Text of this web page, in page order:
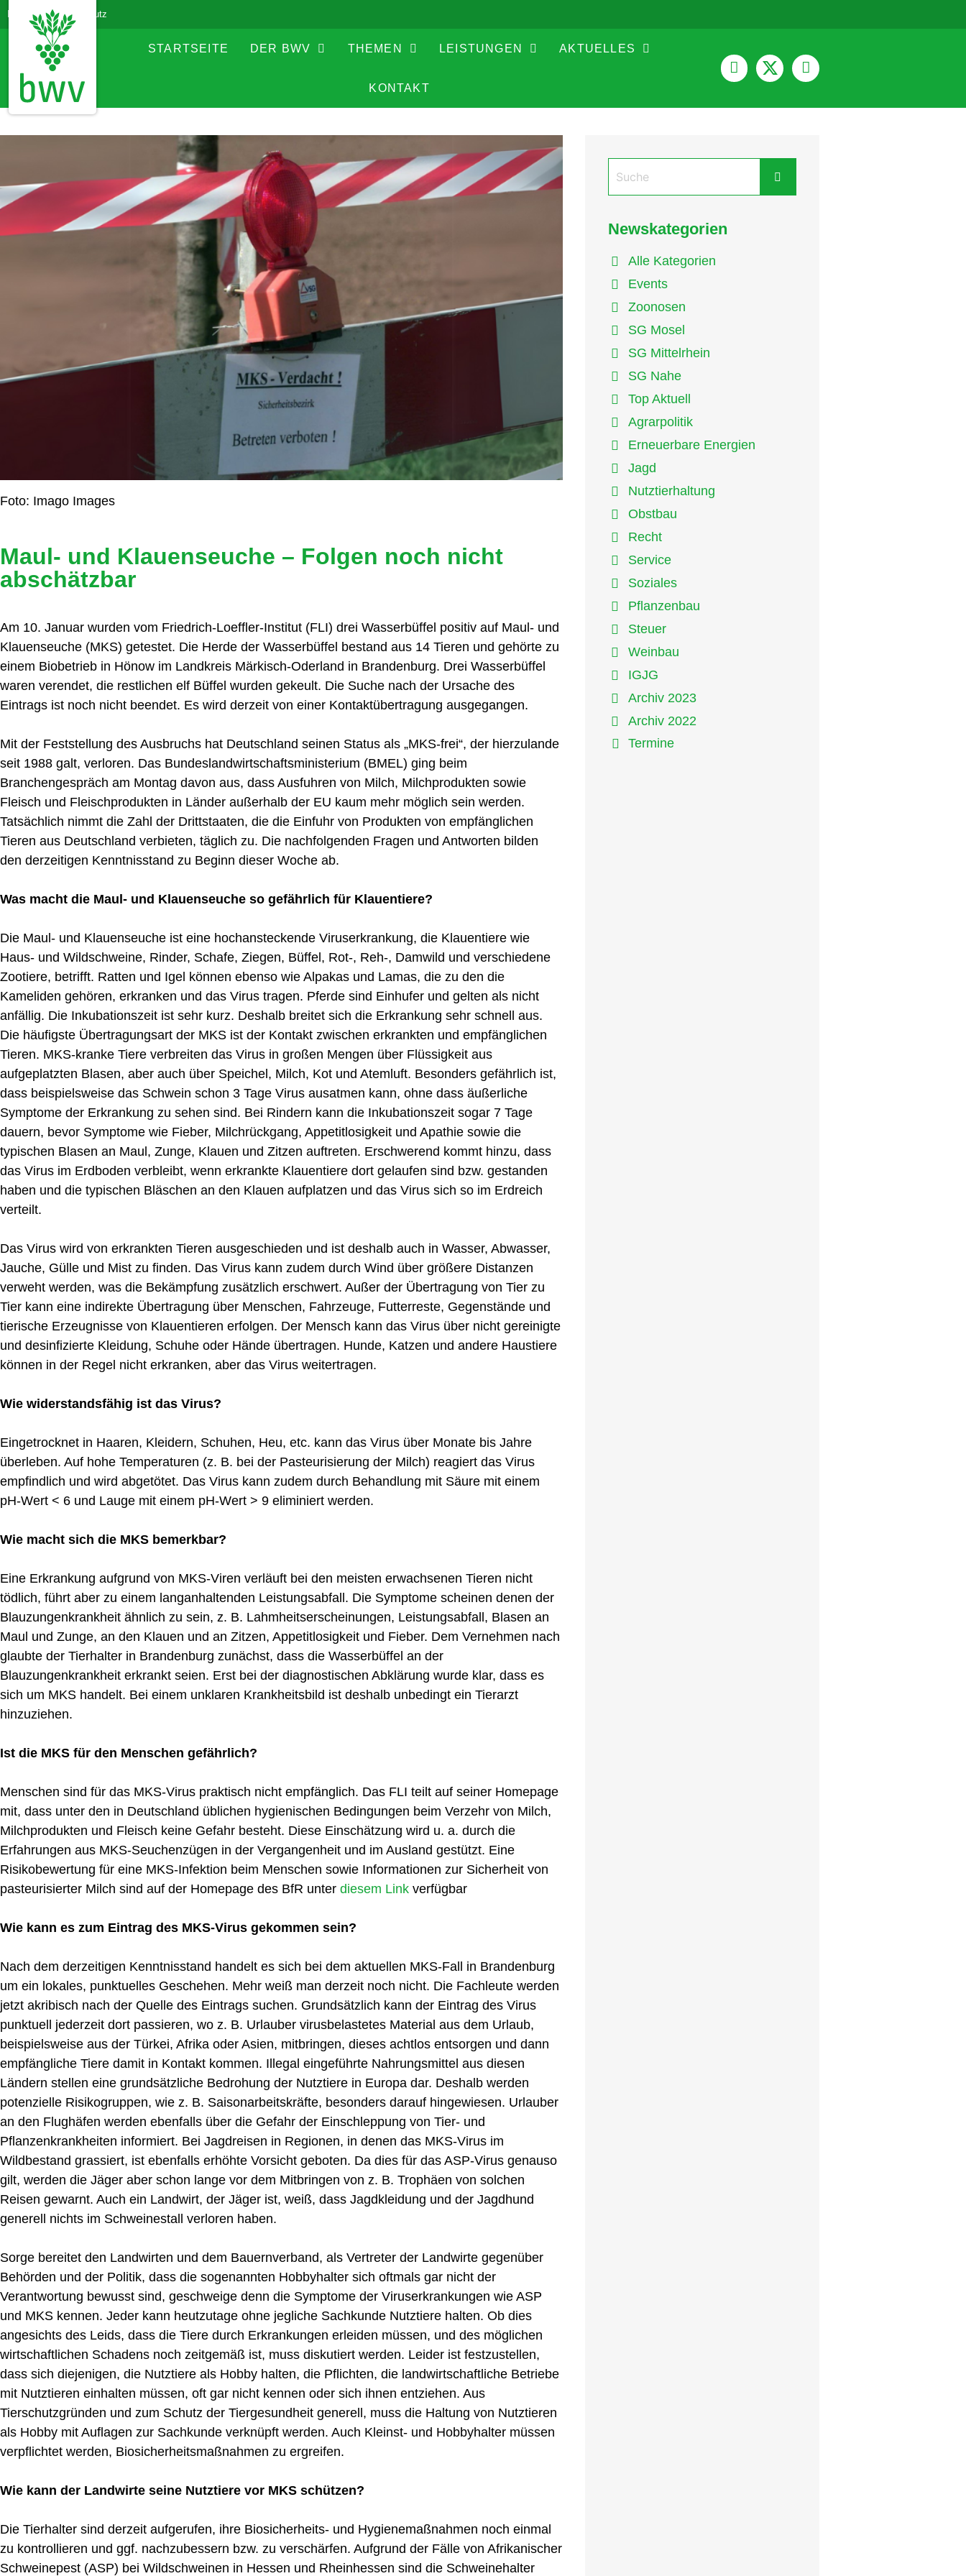
ImpressumDatenschutz
STARTSEITE DER BWV THEMEN LEISTUNGEN AKTUELLES
KONTAKT
Foto: Imago Images
Maul- und Klauenseuche – Folgen noch nicht
abschätzbar
Am 10. Januar wurden vom Friedrich-Loeffler-Institut (FLI) drei Wasserbüffel positiv auf Maul- und
Klauenseuche (MKS) getestet. Die Herde der Wasserbüffel bestand aus 14 Tieren und gehörte zu
einem Biobetrieb in Hönow im Landkreis Märkisch-Oderland in Brandenburg. Drei Wasserbüffel
waren verendet, die restlichen elf Büffel wurden gekeult. Die Suche nach der Ursache des
Eintrags ist noch nicht beendet. Es wird derzeit von einer Kontaktübertragung ausgegangen.
Mit der Feststellung des Ausbruchs hat Deutschland seinen Status als „MKS-frei“, der hierzulande
seit 1988 galt, verloren. Das Bundeslandwirtschaftsministerium (BMEL) ging beim
Branchengespräch am Montag davon aus, dass Ausfuhren von Milch, Milchprodukten sowie
Fleisch und Fleischprodukten in Länder außerhalb der EU kaum mehr möglich sein werden.
Tatsächlich nimmt die Zahl der Drittstaaten, die die Einfuhr von Produkten von empfänglichen
Tieren aus Deutschland verbieten, täglich zu. Die nachfolgenden Fragen und Antworten bilden
den derzeitigen Kenntnisstand zu Beginn dieser Woche ab.
Was macht die Maul- und Klauenseuche so gefährlich für Klauentiere?
Die Maul- und Klauenseuche ist eine hochansteckende Viruserkrankung, die Klauentiere wie
Haus- und Wildschweine, Rinder, Schafe, Ziegen, Büffel, Rot-, Reh-, Damwild und verschiedene
Zootiere, betrifft. Ratten und Igel können ebenso wie Alpakas und Lamas, die zu den die
Kameliden gehören, erkranken und das Virus tragen. Pferde sind Einhufer und gelten als nicht
anfällig. Die Inkubationszeit ist sehr kurz. Deshalb breitet sich die Erkrankung sehr schnell aus.
Die häufigste Übertragungsart der MKS ist der Kontakt zwischen erkrankten und empfänglichen
Tieren. MKS-kranke Tiere verbreiten das Virus in großen Mengen über Flüssigkeit aus
aufgeplatzten Blasen, aber auch über Speichel, Milch, Kot und Atemluft. Besonders gefährlich ist,
dass beispielsweise das Schwein schon 3 Tage Virus ausatmen kann, ohne dass äußerliche
Symptome der Erkrankung zu sehen sind. Bei Rindern kann die Inkubationszeit sogar 7 Tage
dauern, bevor Symptome wie Fieber, Milchrückgang, Appetitlosigkeit und Apathie sowie die
typischen Blasen an Maul, Zunge, Klauen und Zitzen auftreten. Erschwerend kommt hinzu, dass
das Virus im Erdboden verbleibt, wenn erkrankte Klauentiere dort gelaufen sind bzw. gestanden
haben und die typischen Bläschen an den Klauen aufplatzen und das Virus sich so im Erdreich
verteilt.
Das Virus wird von erkrankten Tieren ausgeschieden und ist deshalb auch in Wasser, Abwasser,
Jauche, Gülle und Mist zu finden. Das Virus kann zudem durch Wind über größere Distanzen
verweht werden, was die Bekämpfung zusätzlich erschwert. Außer der Übertragung von Tier zu
Tier kann eine indirekte Übertragung über Menschen, Fahrzeuge, Futterreste, Gegenstände und
tierische Erzeugnisse von Klauentieren erfolgen. Der Mensch kann das Virus über nicht gereinigte
und desinfizierte Kleidung, Schuhe oder Hände übertragen. Hunde, Katzen und andere Haustiere
können in der Regel nicht erkranken, aber das Virus weitertragen.
Wie widerstandsfähig ist das Virus?
Eingetrocknet in Haaren, Kleidern, Schuhen, Heu, etc. kann das Virus über Monate bis Jahre
überleben. Auf hohe Temperaturen (z. B. bei der Pasteurisierung der Milch) reagiert das Virus
empfindlich und wird abgetötet. Das Virus kann zudem durch Behandlung mit Säure mit einem
pH-Wert < 6 und Lauge mit einem pH-Wert > 9 eliminiert werden.
Wie macht sich die MKS bemerkbar?
Eine Erkrankung aufgrund von MKS-Viren verläuft bei den meisten erwachsenen Tieren nicht
tödlich, führt aber zu einem langanhaltenden Leistungsabfall. Die Symptome scheinen denen der
Blauzungenkrankheit ähnlich zu sein, z. B. Lahmheitserscheinungen, Leistungsabfall, Blasen an
Maul und Zunge, an den Klauen und an Zitzen, Appetitlosigkeit und Fieber. Dem Vernehmen nach
glaubte der Tierhalter in Brandenburg zunächst, dass die Wasserbüffel an der
Blauzungenkrankheit erkrankt seien. Erst bei der diagnostischen Abklärung wurde klar, dass es
sich um MKS handelt. Bei einem unklaren Krankheitsbild ist deshalb unbedingt ein Tierarzt
hinzuziehen.
Ist die MKS für den Menschen gefährlich?
Menschen sind für das MKS-Virus praktisch nicht empfänglich. Das FLI teilt auf seiner Homepage
mit, dass unter den in Deutschland üblichen hygienischen Bedingungen beim Verzehr von Milch,
Milchprodukten und Fleisch keine Gefahr besteht. Diese Einschätzung wird u. a. durch die
Erfahrungen aus MKS-Seuchenzügen in der Vergangenheit und im Ausland gestützt. Eine
Risikobewertung für eine MKS-Infektion beim Menschen sowie Informationen zur Sicherheit von
pasteurisierter Milch sind auf der Homepage des BfR unter diesem Link verfügbar
Wie kann es zum Eintrag des MKS-Virus gekommen sein?
Nach dem derzeitigen Kenntnisstand handelt es sich bei dem aktuellen MKS-Fall in Brandenburg
um ein lokales, punktuelles Geschehen. Mehr weiß man derzeit noch nicht. Die Fachleute werden
jetzt akribisch nach der Quelle des Eintrags suchen. Grundsätzlich kann der Eintrag des Virus
punktuell jederzeit dort passieren, wo z. B. Urlauber virusbelastetes Material aus dem Urlaub,
beispielsweise aus der Türkei, Afrika oder Asien, mitbringen, dieses achtlos entsorgen und dann
empfängliche Tiere damit in Kontakt kommen. Illegal eingeführte Nahrungsmittel aus diesen
Ländern stellen eine grundsätzliche Bedrohung der Nutztiere in Europa dar. Deshalb werden
potenzielle Risikogruppen, wie z. B. Saisonarbeitskräfte, besonders darauf hingewiesen. Urlauber
an den Flughäfen werden ebenfalls über die Gefahr der Einschleppung von Tier- und
Pflanzenkrankheiten informiert. Bei Jagdreisen in Regionen, in denen das MKS-Virus im
Wildbestand grassiert, ist ebenfalls erhöhte Vorsicht geboten. Da dies für das ASP-Virus genauso
gilt, werden die Jäger aber schon lange vor dem Mitbringen von z. B. Trophäen von solchen
Reisen gewarnt. Auch ein Landwirt, der Jäger ist, weiß, dass Jagdkleidung und der Jagdhund
generell nichts im Schweinestall verloren haben.
Sorge bereitet den Landwirten und dem Bauernverband, als Vertreter der Landwirte gegenüber
Behörden und der Politik, dass die sogenannten Hobbyhalter sich oftmals gar nicht der
Verantwortung bewusst sind, geschweige denn die Symptome der Viruserkrankungen wie ASP
und MKS kennen. Jeder kann heutzutage ohne jegliche Sachkunde Nutztiere halten. Ob dies
angesichts des Leids, dass die Tiere durch Erkrankungen erleiden müssen, und des möglichen
wirtschaftlichen Schadens noch zeitgemäß ist, muss diskutiert werden. Leider ist festzustellen,
dass sich diejenigen, die Nutztiere als Hobby halten, die Pflichten, die landwirtschaftliche Betriebe
mit Nutztieren einhalten müssen, oft gar nicht kennen oder sich ihnen entziehen. Aus
Tierschutzgründen und zum Schutz der Tiergesundheit generell, muss die Haltung von Nutztieren
als Hobby mit Auflagen zur Sachkunde verknüpft werden. Auch Kleinst- und Hobbyhalter müssen
verpflichtet werden, Biosicherheitsmaßnahmen zu ergreifen.
Wie kann der Landwirte seine Nutztiere vor MKS schützen?
Die Tierhalter sind derzeit aufgerufen, ihre Biosicherheits- und Hygienemaßnahmen noch einmal
zu kontrollieren und ggf. nachzubessern bzw. zu verschärfen. Aufgrund der Fälle von Afrikanischer
Schweinepest (ASP) bei Wildschweinen in Hessen und Rheinhessen sind die Schweinehalter
Newskategorien
Alle Kategorien
Events
Zoonosen
SG Mosel
SG Mittelrhein
SG Nahe
Top Aktuell
Agrarpolitik
Erneuerbare Energien
Jagd
Nutztierhaltung
Obstbau
Recht
Service
Soziales
Pflanzenbau
Steuer
Weinbau
IGJG
Archiv 2023
Archiv 2022
Termine